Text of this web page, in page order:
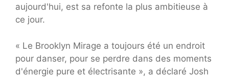
aujourd'hui, est sa refonte la plus ambitieuse à
ce jour.
« Le Brooklyn Mirage a toujours été un endroit
pour danser, pour se perdre dans des moments
d'énergie pure et électrisante », a déclaré Josh